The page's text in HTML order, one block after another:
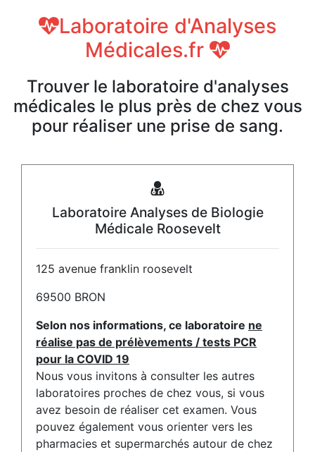
Laboratoire d'Analyses
Médicales.fr
Trouver le laboratoire d'analyses
médicales le plus près de chez vous
pour réaliser une prise de sang.
Laboratoire Analyses de Biologie
Médicale Roosevelt
125 avenue franklin roosevelt
69500 BRON
Selon nos informations, ce laboratoire ne
réalise pas de prélèvements / tests PCR
pour la COVID 19
Nous vous invitons à consulter les autres
laboratoires proches de chez vous, si vous
avez besoin de réaliser cet examen. Vous
pouvez également vous orienter vers les
pharmacies et supermarchés autour de chez